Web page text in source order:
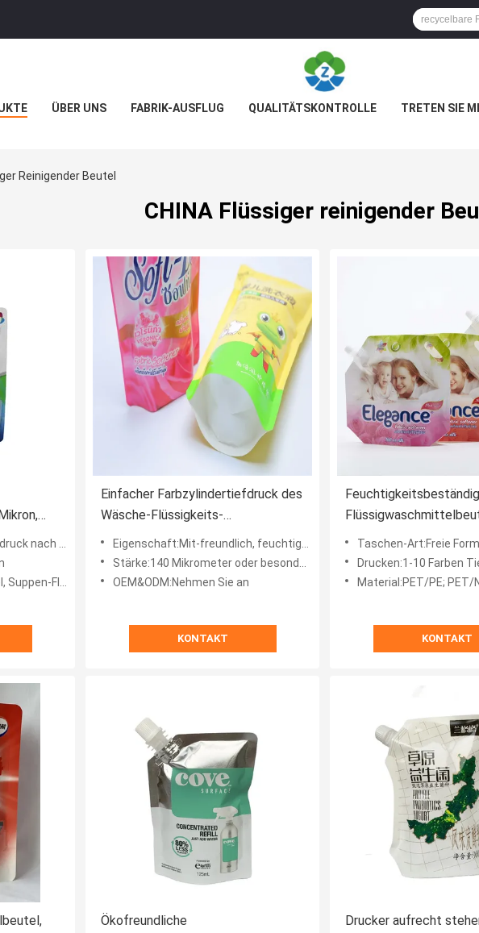
ÜBER UNS FABRIK-AUSFLUG QUALITÄTSKONTROLLE TRETEN SIE
Reinigender Beutel
CHINA Flüssiger reinigender
Detergent
Einfacher Farbzylindertiefdruck des
Wäsche-Flüssigkeits-
Reinigungsmittel-Beutel-1-10, der
als besonders angefertigt druckt
Eigenschaft:Mit-freundlich, feuchtigkeitsfest, einfach gießen Sie
Stärke:140 Mikrometer oder besonders angefertigt
OEM&ODM:Nehmen Sie an
KONTAKT
freie Form, ohne
Taschen-Art:Freie Form stehen oben
Drucken:1-10 Farben Tiefdruck
Material:PET/PE; PET/NY/PE
KONTAKT
Ökofreundliche
Drucker aufrecht